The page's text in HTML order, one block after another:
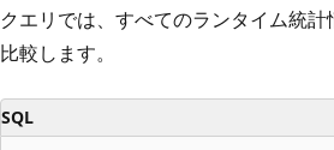
クエリでは、すべてのランタイム統
比較します。
SQL